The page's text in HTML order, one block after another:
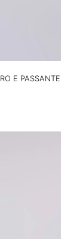
E PASSANTE